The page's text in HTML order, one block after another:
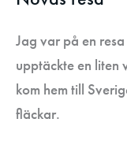
Jag var på en
upptäckte en liten
kom hem till
fläckar.